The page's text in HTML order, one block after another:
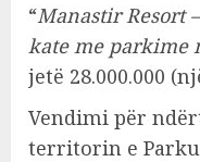
“Manastir Resort
kate me parkime
jetë 28.000.000
Vendimi për
territorin e